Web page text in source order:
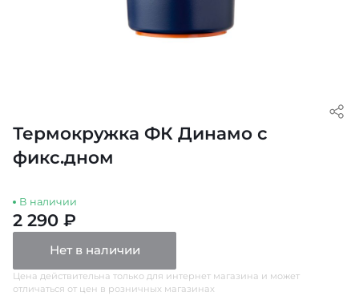
Термокружка ФК Динамо с
фикс.дном
В наличии
2 290 ₽
Нет в наличии
Цена действительна только для интернет магазина и может
отличаться от цен в розничных магазинах